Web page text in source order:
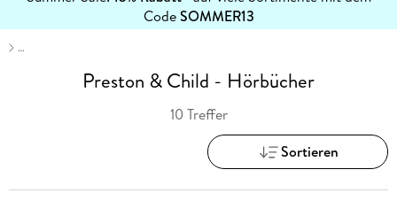
CodeSOMMER13
erfahren
…
Preston & Child - Hörbücher
10 Treffer
Sortieren